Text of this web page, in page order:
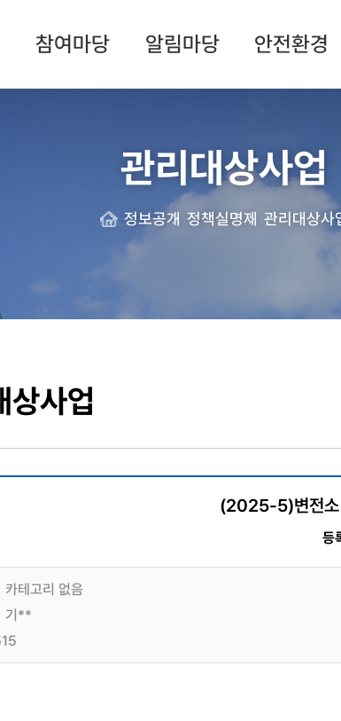
참여마당 알림마당 안전환경
관리대상사업
Home
정보공개 정책실명제 관리대상사
상사업
(2025-5)변전소
등
카테고리 없음
기**